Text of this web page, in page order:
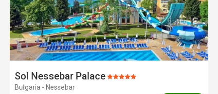
Sol Nessebar PalaceOcena:
Bułgaria - Nessebar